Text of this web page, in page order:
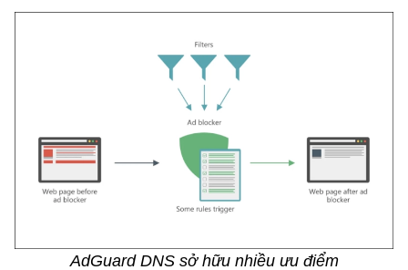
AdGuard DNS sở hữu nhiều ưu điểm